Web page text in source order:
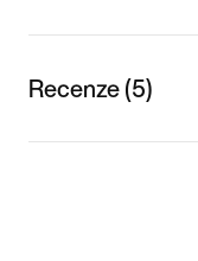
Recenze (5)